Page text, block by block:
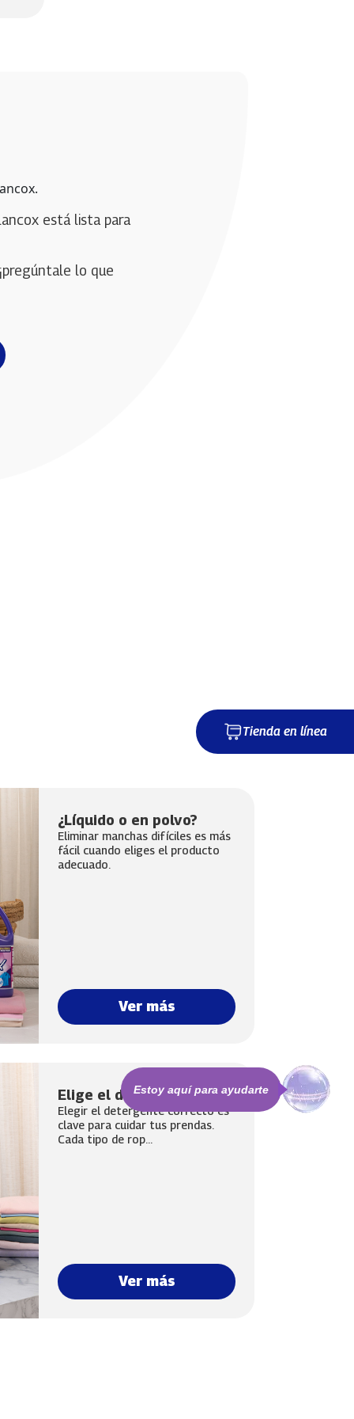
Tienda en línea
Estoy aquí para ayudarte
está lista para
lo que
¿Líquido o en polvo?
Eliminar manchas difíciles es más
fácil cuando eliges el producto
adecuado.
Ver más
Elige el detergente ideal
Elegir el detergente correcto es
clave para cuidar tus prendas.
Cada tipo de rop...
Ver más